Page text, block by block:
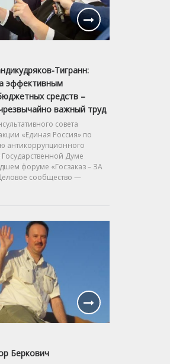
Тигранн:
эффективным
средств –
важный труд
совета
«Единая Россия» по
антикоррупционного
Государственной Думе
форуме «Госзаказ – ЗА
сообщество —
Беркович